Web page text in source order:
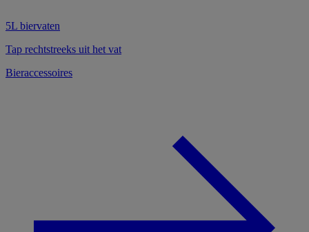
5L biervaten
Tap rechtstreeks uit het vat
Bieraccessoires